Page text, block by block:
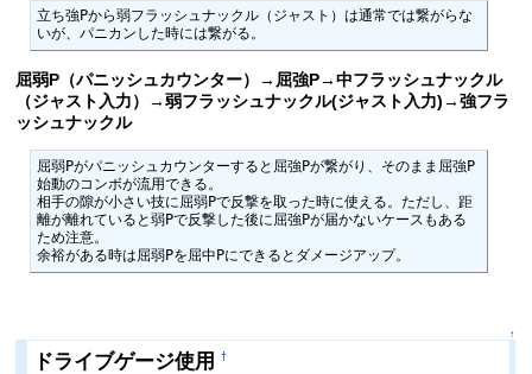
立ち強Pから弱フラッシュナックル（ジャスト）は通常では繋がらな
いが、パニカンした時には繋がる。
屈弱P（パニッシュカウンター）→屈強P→中フラッシュナックル
（ジャスト入力）→弱フラッシュナックル(ジャスト入力)→強フラ
ッシュナックル
屈弱Pがパニッシュカウンターすると屈強Pが繋がり、そのまま屈強P
始動のコンボが流用できる。
相手の隙が小さい技に屈弱Pで反撃を取った時に使える。ただし、距
離が離れていると弱Pで反撃した後に屈強Pが届かないケースもある
ため注意。
余裕がある時は屈弱Pを屈中Pにできるとダメージアップ。
↑
ドライブゲージ使用 †